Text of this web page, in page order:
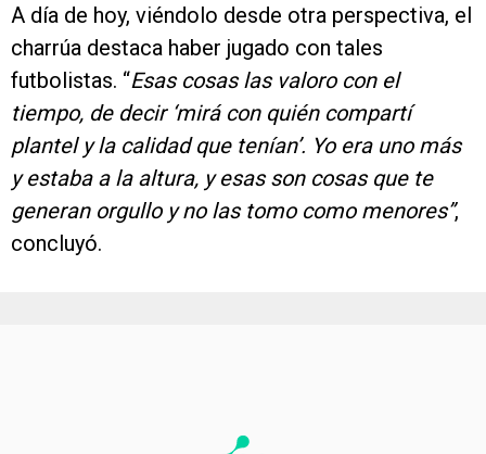
A día de hoy, viéndolo desde otra perspectiva, el
charrúa destaca haber jugado con tales
futbolistas. “Esas cosas las valoro con el
tiempo, de decir ‘mirá con quién compartí
plantel y la calidad que tenían’. Yo era uno más
y estaba a la altura, y esas son cosas que te
generan orgullo y no las tomo como menores”,
concluyó.